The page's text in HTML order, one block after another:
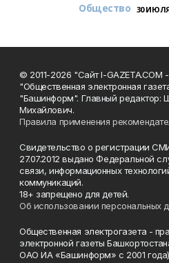
Общество 30 ИЮЛЯ
© 2011-2026 "Сайт I-GAZETA.COM
"Общественная электронная
"Башинформ". Главный редактор:
Михайлович.
Правила применения
Свидетельство о регистрации
27.07.2012 выдано Федеральной
связи, информационных
коммуникаций.
18+ запрещено для детей.
Об использовании персональных
Общественная электрогазета -
электронной газеты
ОАО ИА «Башинформ» с 2001